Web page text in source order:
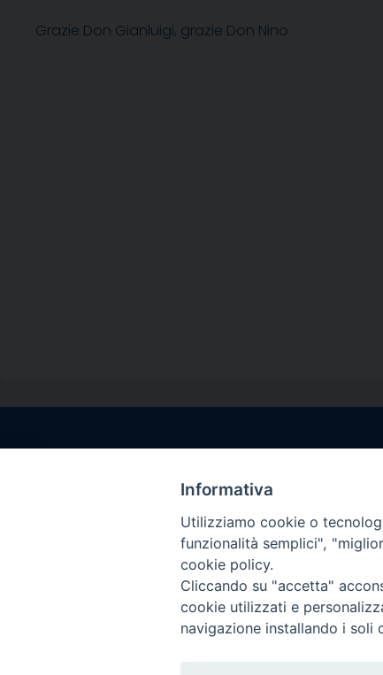
Grazie Don Gianluigi, grazie Don Nino
Via Santa Maria
Sorrento (NA)
tel. 0818781244
Giorni ed Orari
Venerdì ore 09:30
PEC:
Informativa
Utilizziamo cookie o
funzionalità semplici",
cookie policy.
Cliccando su "accetta"
cookie utilizzati e
navigazione installando i soli